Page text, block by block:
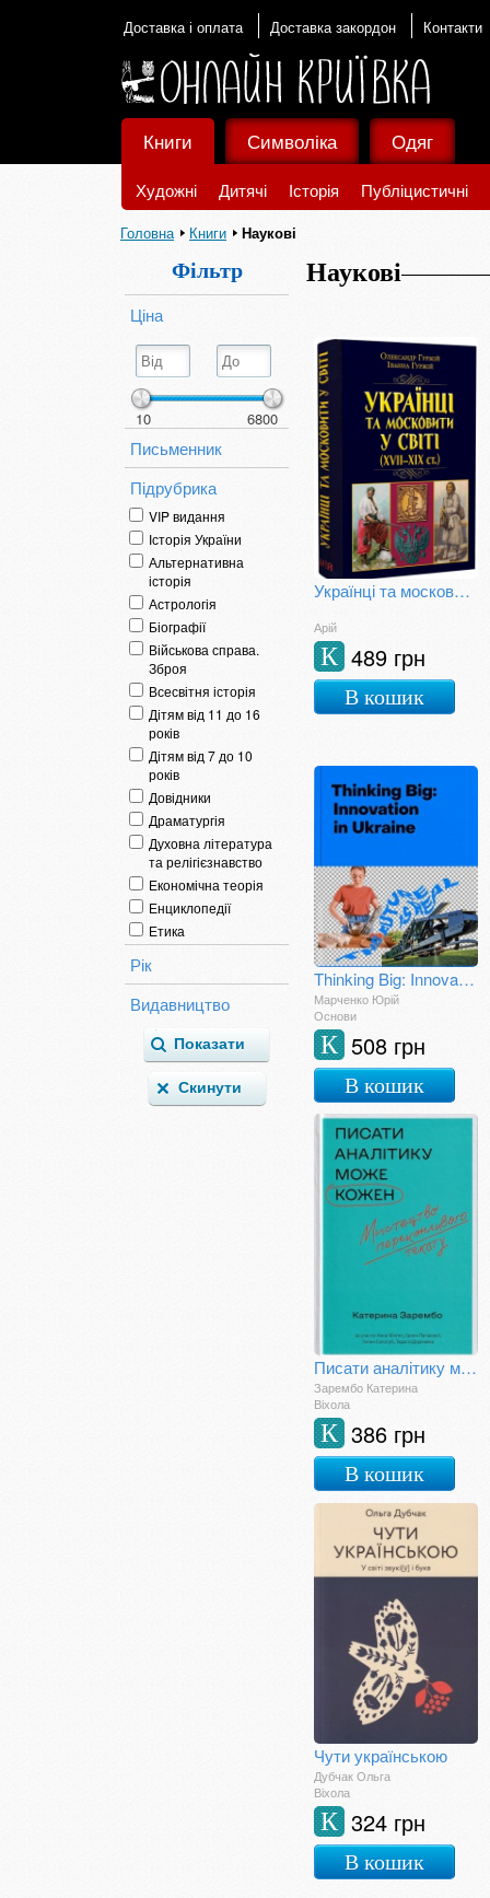
Доставка і оплата Доставка закордон Контакти
Книги
Художні Дитячі Історія Публіцистичні
Символіка Одяг
Головна Книги Наукові
Фільтр
Ціна
6800
10
Письменник
Підрубрика
VIP видання
Історія України
Альтернативна
історія
Астрологія
Біографії
Військова справа.
Зброя
Всесвітня історія
Дітям від 11 до 16
років
Дітям від 7 до 10
років
Довідники
Драматургія
Духовна література
та релігієзнавство
Економічна теорія
Енциклопедії
Етика
Краєзнавство
Кулінарія
Література для мам
Літературознавство
Міфи і Легенди
Рік
Видавництво
Наукові
Українці та московити у світі (XVII-XIX ст.)
Арій
489 грн
К
В кошик
Thinking Big: Innovation in Ukraine
Марченко Юрій
Основи
508 грн
К
В кошик
Писати аналітику може кожен. Мистецтво переконливого тексту
Зарембо Катерина
Віхола
386 грн
К
В кошик
Чути українською
Дубчак Ольга
Віхола
324 грн
К
В кошик